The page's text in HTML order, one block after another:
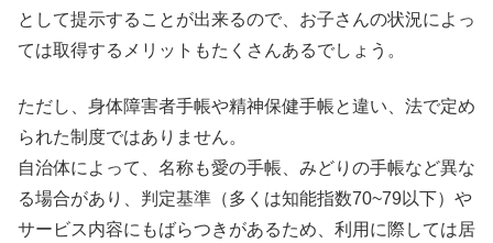
として提示することが出来るので、お子さんの状況によっ
ては取得するメリットもたくさんあるでしょう。
ただし、身体障害者手帳や精神保健手帳と違い、法で定め
られた制度ではありません。
自治体によって、名称も愛の手帳、みどりの手帳など異な
る場合があり、判定基準（多くは知能指数70~79以下）や
サービス内容にもばらつきがあるため、利用に際しては居